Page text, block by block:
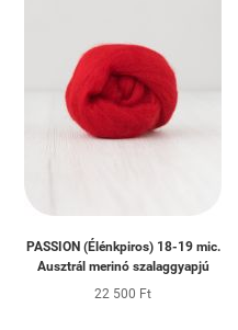
PASSION (Élénkpiros) 18-19 mic.
Ausztrál merinó szalaggyapjú
22 500 Ft